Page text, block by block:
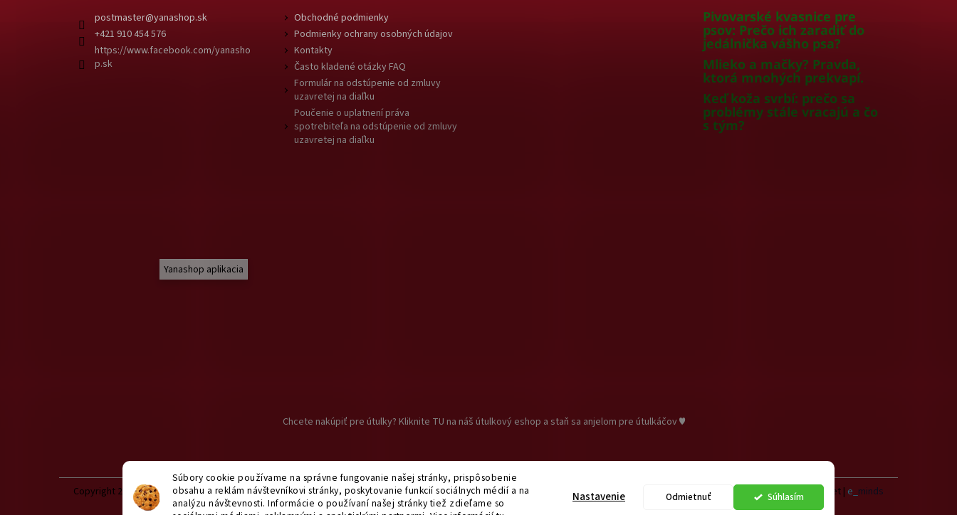
Súbory cookie používame na správne fungovanie našej stránky, prispôsobenie
obsahu a reklám návštevníkovi stránky, poskytovanie funkcií sociálnych médií a na
analýzu návštevnosti. Informácie o používaní našej stránky tiež zdieľame so
Súhlasím
Odmietnuť
Nastavenie
postmaster@yanashop.sk
+421 910 454 576
https://www.facebook.com/yanasho
p.sk
Obchodné podmienky
Podmienky ochrany osobných údajov
Kontakty
Často kladené otázky FAQ
Formulár na odstúpenie od zmluvy
uzavretej na diaľku
Poučenie o uplatnení práva
spotrebiteľa na odstúpenie od zmluvy
uzavretej na diaľku
Pivovarské kvasnice pre
psov: Prečo ich zaradiť do
jedálnička vášho psa?
Mlieko a mačky? Pravda,
ktorá mnohých prekvapí.
Keď koža svrbí: prečo sa
problémy stále vracajú a čo
s tým?
Yanashop aplikacia
Chcete nakúpiť pre útulky? Kliknite TU na náš útulkový eshop a staň sa anjelom pre útulkáčov ♥
Vytvoril Shoptet | e_minds
Copyright 2026yanashop.sk. Všetky práva vyhradené.Upraviť nastavenie cookies